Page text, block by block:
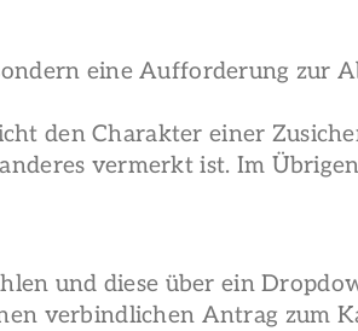
eine Aufforderung zur
den Charakter einer
vermerkt ist. Im
und diese über ein
verbindlichen Antrag zum